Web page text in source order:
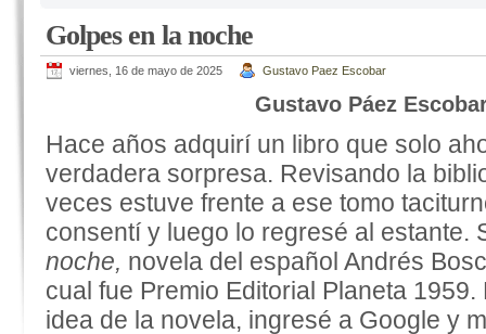
Golpes en la noche
viernes, 16 de mayo de 2025 Gustavo Paez Escobar
Gustavo Páez
Hace años adquirí un libro que solo
verdadera sorpresa. Revisando la
veces estuve frente a ese tomo
consentí y luego lo regresé al estante.
noche, novela del español Andrés
cual fue Premio Editorial Planeta
idea de la novela, ingresé a Google y